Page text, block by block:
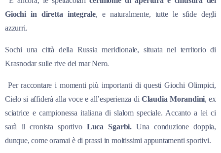
Giochi in diretta integrale, e naturalmente, tutte le sfide degli
azzurri.
Sochi una città della Russia meridionale, situata nel territorio di
Krasnodar sulle rive del mar Nero.
Per raccontare i momenti più importanti di questi Giochi Olimpici,
Cielo si affiderà alla voce e all’esperienza di Claudia Morandini, ex
sciatrice e campionessa italiana di slalom speciale. Accanto a lei ci
sarà il cronista sportivo Luca Sgarbi. Una conduzione doppia,
dunque, come oramai è di prassi in moltissimi appuntamenti sportivi.